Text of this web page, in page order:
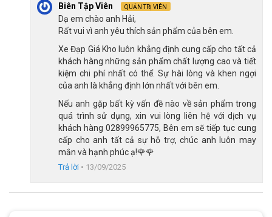
Biên Tập Viên QUẢN TRỊ VIÊN
Dạ em chào anh Hải,
Rất vui vì anh yêu thích sản phẩm của bên em.
Xe Đạp Giá Kho luôn khẳng định cung cấp cho tất cả
khách hàng những sản phẩm chất lượng cao và tiết
kiệm chi phí nhất có thể. Sự hài lòng và khen ngợi
của anh là khẳng định lớn nhất với bên em.
Nếu anh gặp bất kỳ vấn đề nào về sản phẩm trong
quá trình sử dụng, xin vui lòng liên hệ với dịch vụ
khách hàng 02899965775, Bên em sẽ tiếp tục cung
cấp cho anh tất cả sự hỗ trợ, chúc anh luôn may
mắn và hạnh phúc ạ!🌹🌹
Trả lời • 13/09/2025